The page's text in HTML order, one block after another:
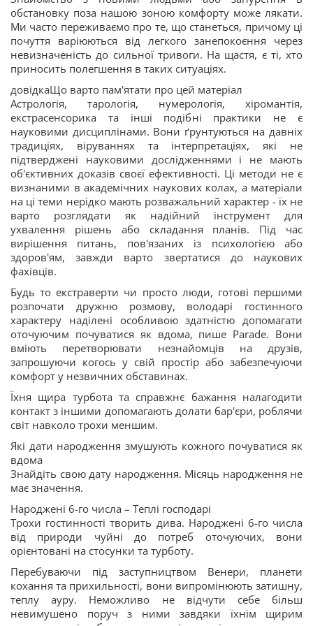
обстановку поза нашою зоною комфорту може лякати.
Ми часто переживаємо про те, що станеться, причому ці
почуття варіюються від легкого занепокоєння через
невизначеність до сильної тривоги. На щастя, є ті, хто
приносить полегшення в таких ситуаціях.
довідкаЩо варто пам'ятати про цей матеріал
Астрологія, тарологія, нумерологія, хіромантія,
екстрасенсорика та інші подібні практики не є
науковими дисциплінами. Вони ґрунтуються на давніх
традиціях, віруваннях та інтерпретаціях, які не
підтверджені науковими дослідженнями і не мають
об'єктивних доказів своєї ефективності. Ці методи не є
визнаними в академічних наукових колах, а матеріали
на ці теми нерідко мають розважальний характер - їх не
варто розглядати як надійний інструмент для
ухвалення рішень або складання планів. Під час
вирішення питань, пов'язаних із психологією або
здоров'ям, завжди варто звертатися до наукових
фахівців.
Будь то екстраверти чи просто люди, готові першими
розпочати дружню розмову, володарі гостинного
характеру наділені особливою здатністю допомагати
оточуючим почуватися як вдома, пише Parade. Вони
вміють перетворювати незнайомців на друзів,
запрошуючи когось у свій простір або забезпечуючи
комфорт у незвичних обставинах.
Їхня щира турбота та справжнє бажання налагодити
контакт з іншими допомагають долати бар'єри, роблячи
світ навколо трохи меншим.
Які дати народження змушують кожного почуватися як
вдома
Знайдіть свою дату народження. Місяць народження не
має значення.
Народжені 6-го числа – Теплі господарі
Трохи гостинності творить дива. Народжені 6-го числа
від природи чуйні до потреб оточуючих, вони
орієнтовані на стосунки та турботу.
Перебуваючи під заступництвом Венери, планети
кохання та прихильності, вони випромінюють затишну,
теплу ауру. Неможливо не відчути себе більш
невимушено поруч з ними завдяки їхнім щирим